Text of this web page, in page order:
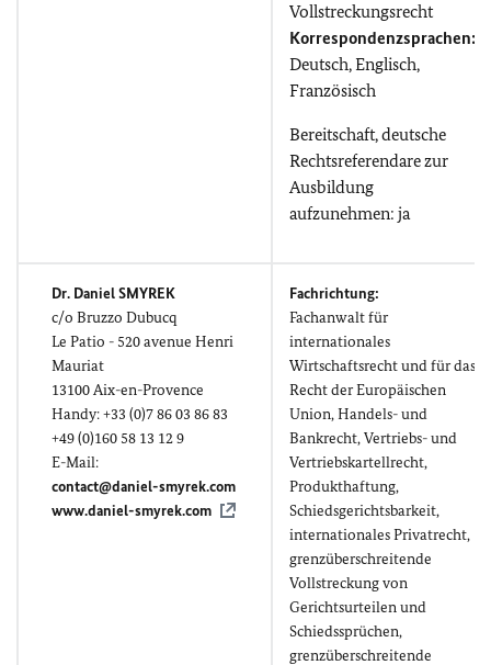
Vollstreckungsrecht
Korrespondenzsprachen:
Deutsch, Englisch,
Französisch
Bereitschaft, deutsche
Rechtsreferendare zur
Ausbildung
aufzunehmen: ja
Dr. Daniel SMYREK
c/o Bruzzo Dubucq
Le Patio - 520avenue Henri
Mauriat
13100Aix-en-Provence
Handy: +33 (0)7 86 03 86 83
+49 (0)160 58 13 12 9
E-Mail:
contact@daniel-smyrek.com
www.daniel-smyrek.com
Fachrichtung:
Fachanwalt für
internationales
Wirtschaftsrecht und für das
Recht der Europäischen
Union, Handels- und
Bankrecht, Vertriebs- und
Vertriebskartellrecht,
Produkthaftung,
Schiedsgerichtsbarkeit,
internationales Privatrecht,
grenzüberschreitende
Vollstreckung von
Gerichtsurteilen und
Schiedssprüchen,
grenzüberschreitende